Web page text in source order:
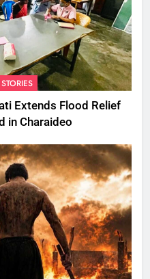
Extends Flood Relief
in Charaideo